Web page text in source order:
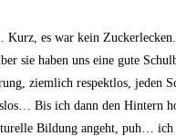
Kurz, es war kein
sie haben uns eine gute
ziem­lich respekt­los, jeden
Bis ich dann den Hin­tern
Bil­dung angeht, puh…